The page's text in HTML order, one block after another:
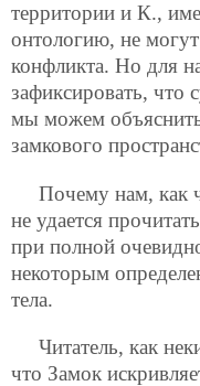
территории и К.,
онтологию, не
конфликта. Но для
зафиксировать, что
мы можем
замкового
Почему нам, как
не удается
при полной
некоторым
тела.
Читатель, как
что Замок